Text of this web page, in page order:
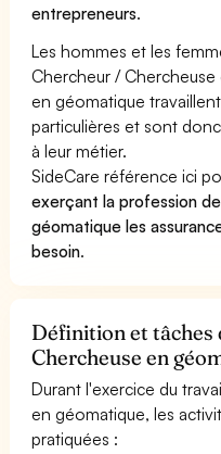
entrepreneurs.
Les hommes et les
Chercheur /
en géomatique
particulières et sont
à leur métier.
SideCare référence ici
exerçant la profession
géomatique les
besoin.
Définition et tâches
Chercheuse en
Durant l'exercice du
en géomatique, les
pratiquées :